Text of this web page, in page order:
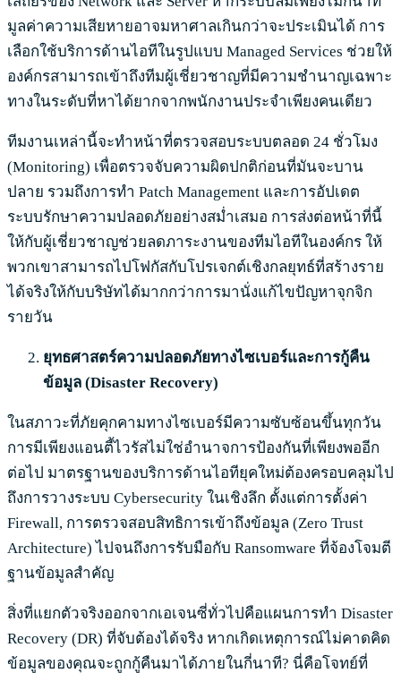
มูลค่าความเสียหายอาจมหาศาลเกินกว่าจะประเมินได้ การ
เลือกใช้บริการด้านไอทีในรูปแบบ Managed Services ช่วยให้
องค์กรสามารถเข้าถึงทีมผู้เชี่ยวชาญที่มีความชำนาญเฉพาะ
ทางในระดับที่หาได้ยากจากพนักงานประจำเพียงคนเดียว
ทีมงานเหล่านี้จะทำหน้าที่ตรวจสอบระบบตลอด 24 ชั่วโมง
(Monitoring) เพื่อตรวจจับความผิดปกติก่อนที่มันจะบาน
ปลาย รวมถึงการทำ Patch Management และการอัปเดต
ระบบรักษาความปลอดภัยอย่างสม่ำเสมอ การส่งต่อหน้าที่นี้
ให้กับผู้เชี่ยวชาญช่วยลดภาระงานของทีมไอทีในองค์กร ให้
พวกเขาสามารถไปโฟกัสกับโปรเจกต์เชิงกลยุทธ์ที่สร้างราย
ได้จริงให้กับบริษัทได้มากกว่าการมานั่งแก้ไขปัญหาจุกจิก
รายวัน
ยุทธศาสตร์ความปลอดภัยทางไซเบอร์และการกู้คืน
ข้อมูล (Disaster Recovery)
ในสภาวะที่ภัยคุกคามทางไซเบอร์มีความซับซ้อนขึ้นทุกวัน
การมีเพียงแอนตี้ไวรัสไม่ใช่อำนาจการป้องกันที่เพียงพออีก
ต่อไป มาตรฐานของบริการด้านไอทียุคใหม่ต้องครอบคลุมไป
ถึงการวางระบบ Cybersecurity ในเชิงลึก ตั้งแต่การตั้งค่า
Firewall, การตรวจสอบสิทธิการเข้าถึงข้อมูล (Zero Trust
Architecture) ไปจนถึงการรับมือกับ Ransomware ที่จ้องโจมตี
ฐานข้อมูลสำคัญ
สิ่งที่แยกตัวจริงออกจากเอเจนซี่ทั่วไปคือแผนการทำ Disaster
Recovery (DR) ที่จับต้องได้จริง หากเกิดเหตุการณ์ไม่คาดคิด
ข้อมูลของคุณจะถูกกู้คืนมาได้ภายในกี่นาที? นี่คือโจทย์ที่